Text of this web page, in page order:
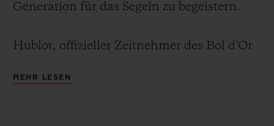
Generation für das Segeln zu begeistern.
Hublot, offizieller Zeitnehmer des Bol d’Or
Edition Classic Fusion Chronograph alles
MEHR LESEN